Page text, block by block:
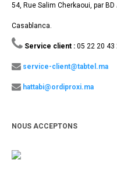
54, Rue Salim Cherkaoui, par BD
Casablanca.
Service client : 05 22 20 43
service-client@tabtel.ma
hattabi@ordiproxi.ma
NOUS ACCEPTONS